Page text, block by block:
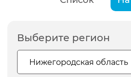
Выберите регион